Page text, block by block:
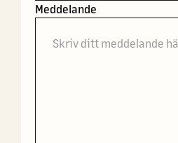
Meddelande